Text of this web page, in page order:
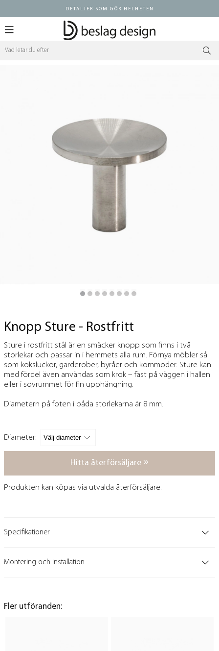
DETALJER SOM GÖR HELHETEN
Knopp Sture - Rostfritt
Sture i rostfritt stål är en smäcker knopp som finns i två
storlekar och passar in i hemmets alla rum. Förnya möbler så
som köksluckor, garderober, byråer och kommoder. Sture kan
med fördel även användas som krok – fäst på väggen i hallen
eller i sovrummet för fin upphängning.
Diametern på foten i båda storlekarna är 8 mm.
Diameter:
Hitta återförsäljare
Produkten kan köpas via utvalda återförsäljare.
Specifikationer
Montering och installation
Fler utföranden: